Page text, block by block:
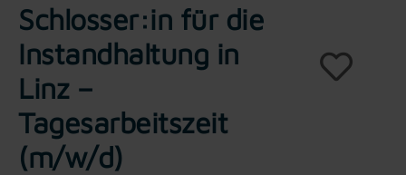
Schlosser:in für die
Instandhaltung in
Linz –
Tagesarbeitszeit
(m/w/d)